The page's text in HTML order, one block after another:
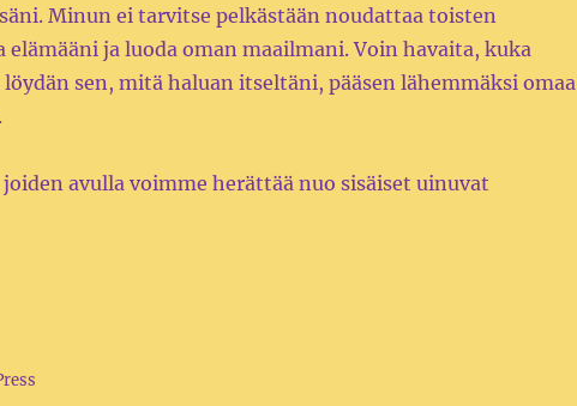
Minun ei tarvitse pelkästään noudattaa toisten
ja luoda oman maailmani. Voin havaita, kuka
sen, mitä haluan itseltäni, pääsen lähemmäksi omaa
avulla voimme herättää nuo sisäiset uinuvat